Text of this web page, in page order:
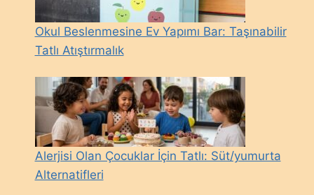
Okul Beslenmesine Ev Yapımı Bar: Taşınabilir
Tatlı Atıştırmalık
Alerjisi Olan Çocuklar İçin Tatlı: Süt/yumurta
Alternatifleri